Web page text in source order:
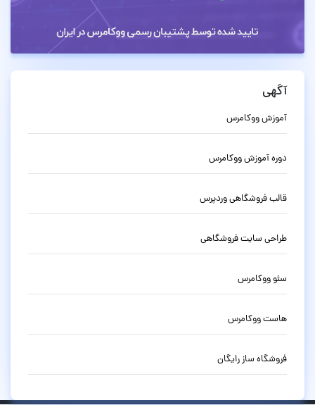
آگهی
آموزش ووکامرس
دوره آموزش ووکامرس
قالب فروشگاهی وردپرس
طراحی سایت فروشگاهی
سئو ووکامرس
هاست ووکامرس
فروشگاه ساز رایگان